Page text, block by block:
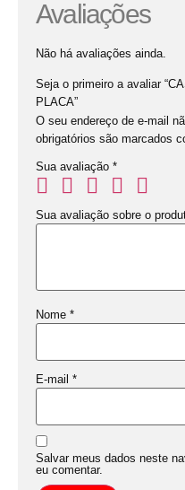
Avaliações
Não há avaliações ainda.
Seja o primeiro a avaliar
PLACA”
O seu endereço de e-mail
obrigatórios são marcados
Sua avaliação *
Sua avaliação sobre o
Nome *
E-mail *
Salvar meus dados neste
eu comentar.